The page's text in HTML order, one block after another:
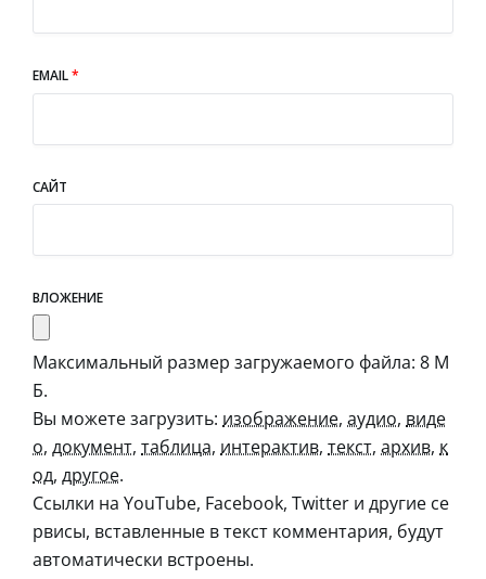
EMAIL*
САЙТ
ВЛОЖЕНИЕ
Максимальный размер загружаемого файла: 8 М
Б.
Вы можете загрузить: изображение, аудио, виде
о, документ, таблица, интерактив, текст, архив, к
од, другое.
Ссылки на YouTube, Facebook, Twitter и другие се
рвисы, вставленные в текст комментария, будут
автоматически встроены.